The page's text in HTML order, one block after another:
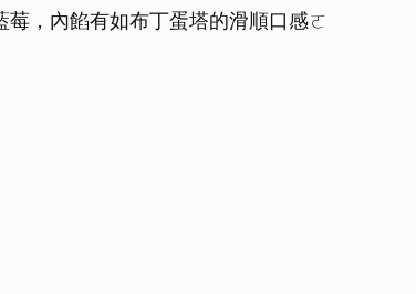
，內餡有如布丁蛋塔的滑順口感ㄛ